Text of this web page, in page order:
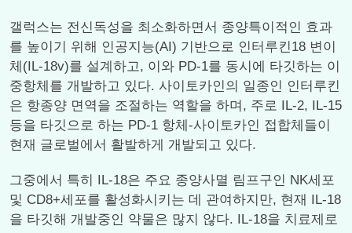
갤럭스는 전신독성을 최소화하면서 종양특이적인 효과
를 높이기 위해 인공지능(AI) 기반으로 인터루킨18 변이
체(IL-18v)를 설계하고, 이와 PD-1를 동시에 타깃하는 이
중항체를 개발하고 있다. 사이토카인의 일종인 인터루킨
은 항종양 면역을 조절하는 역할을 하며, 주로 IL-2, IL-15
등을 타깃으로 하는 PD-1 항체-사이토카인 접합체들이
현재 글로벌에서 활발하게 개발되고 있다.
그중에서 특히 IL-18은 주요 종양사멸 림프구인 NK세포
및 CD8+세포를 활성화시키는 데 관여하지만, 현재 IL-18
을 타깃해 개발중인 약물은 많지 않다. IL-18을 치료제로